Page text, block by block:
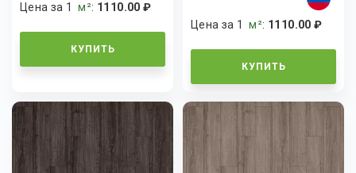
Цена за 1м²: 1110.00 ₽
КУПИТЬ
Цена за 1м²: 1110.00 ₽
КУПИТЬ